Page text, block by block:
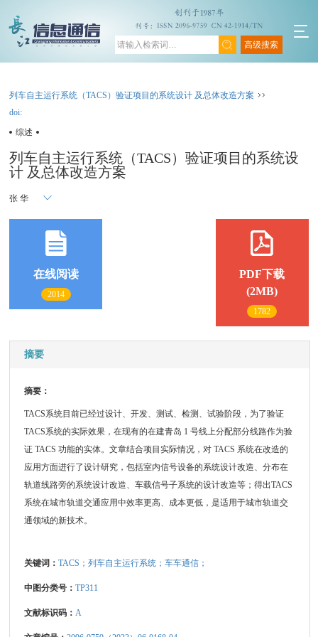
高级搜索
列车自主运行系统（TACS）验证项目的系统设计 及总体改造方案
doi:
综述
列车自主运行系统（TACS）验证项目的系统设
计 及总体改造方案
张 华
在线阅读
2014
PDF下载
(2MB)
1782
摘要
摘要：
TACS系统目前已经过设计、开发、测试、检测、试验阶段，为了验证
TACS系统的实际效果，在现有的在建青岛 1 号线上分配部分线路作为验
证 TACS 功能的实体。文章结合项目实际情况，对 TACS 系统在改造的
应用方面进行了设计研究，包括室内信号设备的系统设计改造、分布在
轨道线路旁的系统设计改造、车载信号子系统的设计改造等；得出TACS
系统在城市轨道交通应用中效率更高、成本更低，是适用于城市轨道交
通领域的新技术。
关键词：TACS；列车自主运行系统；车车通信；
中图分类号：TP311
文献标识码：A